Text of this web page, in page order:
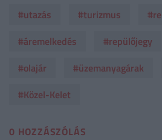
#utazás
#turizmus
#áremelkedés
#repülőjegy
#olajár
#üzemanyagárak
#Közel-Kelet
0 HOZZÁSZÓLÁS